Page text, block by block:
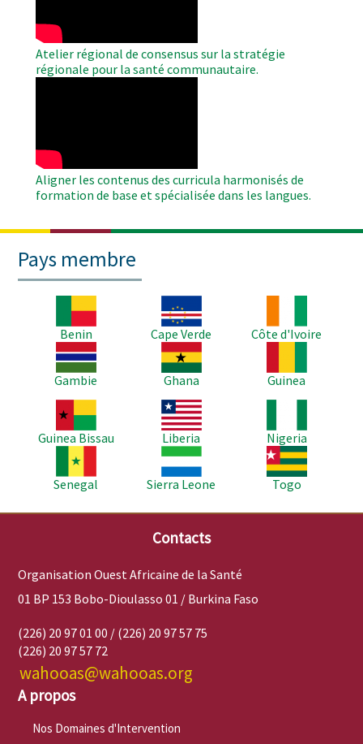
Atelier régional de consensus sur la stratégie
régionale pour la santé communautaire.
Aligner les contenus des curricula harmonisés de
formation de base et spécialisée dans les langues.
Pays membre
Benin
Image
Cape Verde
Côte d'Ivoire
Image
Gambie
Image
Ghana
Guinea
Image
Guinea Bissau
Image
Liberia
Nigeria
Senegal
Image
Sierra Leone
Image
Togo
Contacts
Organisation Ouest Africaine de la Santé
01 BP 153 Bobo-Dioulasso 01 / Burkina Faso
(226) 20 97 01 00 / (226) 20 97 57 75
(226) 20 97 57 72
wahooas@wahooas.org
A propos
Nos Domaines d'Intervention